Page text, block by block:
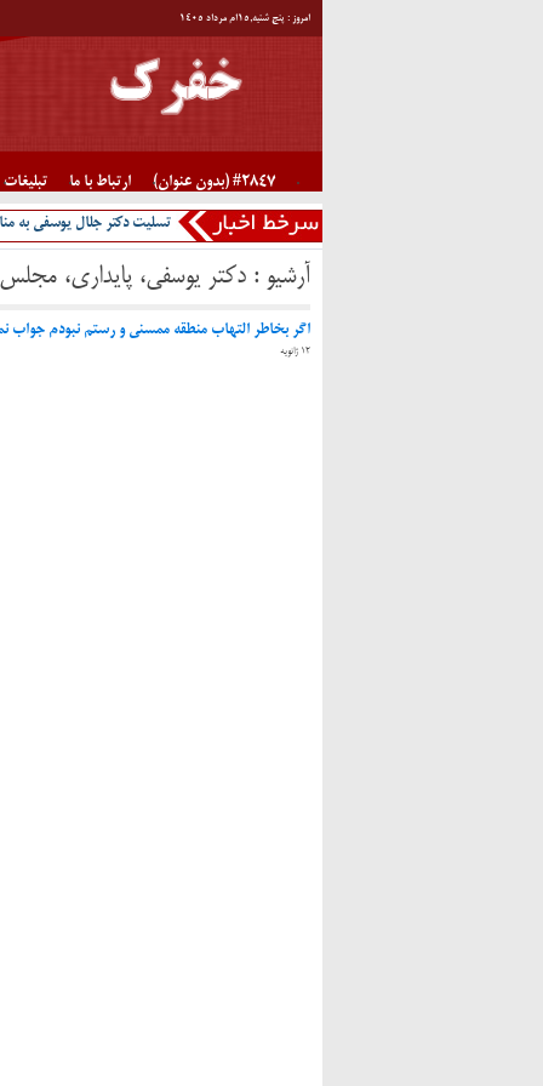
امروز : پنج شنبه,۱۵ام مرداد ۱۴۰۵
#2847 (بدون عنوان) ارتباط با ما تبلیغات
تسلیت دکتر جلال یوسفی به
آرشیو : دکتر یوسفی، پایداری،
اگر بخاطر التهاب منطقه ممسنی و رستم نبودم جواب
12 ژانویه